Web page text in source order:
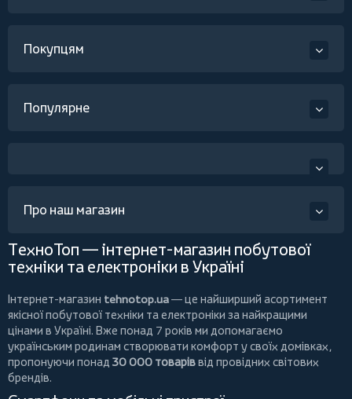
Покупцям
Популярне
Про наш магазин
ТехноТоп — інтернет-магазин побутової
техніки та електроніки в Україні
Інтернет-магазин tehnotop.ua— це найширший асортимент
якісної побутової техніки та електроніки за найкращими
цінами в Україні. Вже понад 7 років ми допомагаємо
українським родинам створювати комфорт у своїх домівках,
пропонуючи понад 30 000 товаріввід провідних світових
брендів.